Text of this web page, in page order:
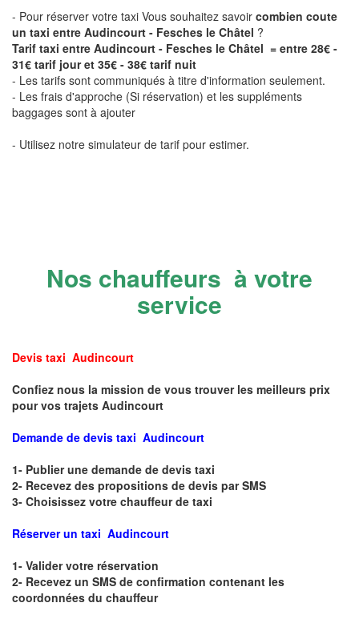
- Pour réserver votre taxi Vous souhaitez savoir combien coute
un taxi entre Audincourt - Fesches le Châtel ?
Tarif taxi entre Audincourt - Fesches le Châtel = entre 28€ -
31€ tarif jour et 35€ - 38€ tarif nuit
- Les tarifs sont communiqués à titre d'information seulement.
- Les frais d'approche (Si réservation) et les suppléments
baggages sont à ajouter
- Utilisez notre simulateur de tarif pour estimer.
Nos chauffeurs à votre
service
Devis taxi Audincourt
Confiez nous la mission de vous trouver les meilleurs prix
pour vos trajets Audincourt
Demande de devis taxi Audincourt
1- Publier une demande de devis taxi
2- Recevez des propositions de devis par SMS
3- Choisissez votre chauffeur de taxi
Réserver un taxi Audincourt
1- Valider votre réservation
2- Recevez un SMS de confirmation contenant les
coordonnées du chauffeur